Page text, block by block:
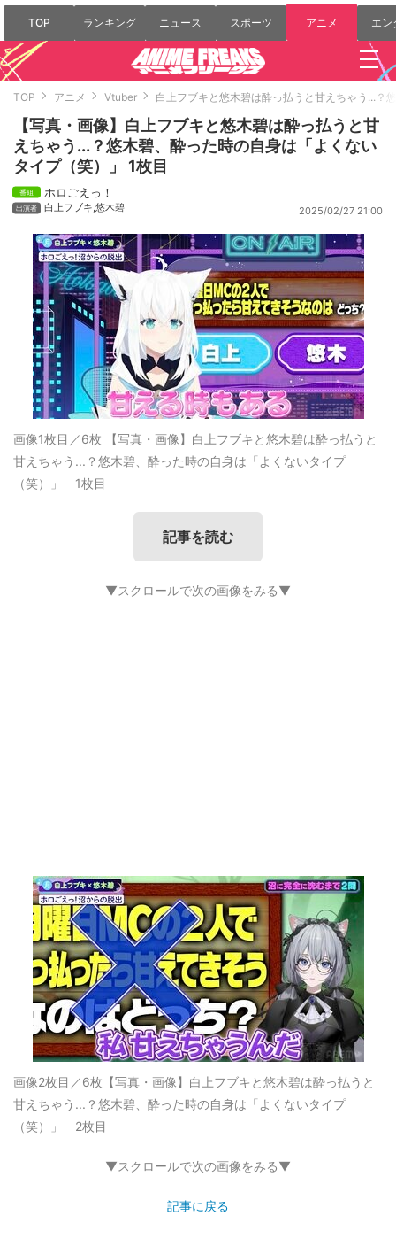
TOP ランキング ニュース スポーツ アニメ エン
TOP アニメ Vtuber 白上フブキと悠木碧は酔っ払うと甘えちゃう...？
【写真・画像】白上フブキと悠木碧は酔っ払うと甘
えちゃう...？悠木碧、酔った時の自身は「よくない
タイプ（笑）」 1枚目
ホロごえっ！
白上フブキ,悠木碧 2025/02/27 21:00
画像1枚目／6枚 【写真・画像】白上フブキと悠木碧は酔っ払うと
甘えちゃう...？悠木碧、酔った時の自身は「よくないタイプ
（笑）」 1枚目
記事を読む
▼スクロールで次の画像をみる▼
画像2枚目／6枚 【写真・画像】白上フブキと悠木碧は酔っ払うと
甘えちゃう...？悠木碧、酔った時の自身は「よくないタイプ
（笑）」 2枚目
▼スクロールで次の画像をみる▼
記事に戻る